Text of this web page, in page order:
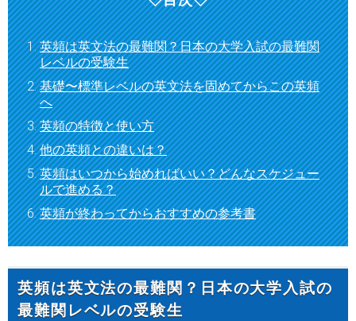
英頻は英文法の最難関？日本の大学入試の最難関
レベルの受験生
基礎〜標準レベルの英文法を固めてからこの英頻
へ
英頻の特徴と使い方
他の英頻との違いは？
英頻はいつから始めればいい？どんなスケジュー
ルで進める？
英頻が終わってからおすすめの参考書
英頻は英文法の最難関？日本の大学入試の
最難関レベルの受験生